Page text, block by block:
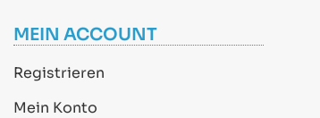
MEIN ACCOUNT
Registrieren
Mein Konto